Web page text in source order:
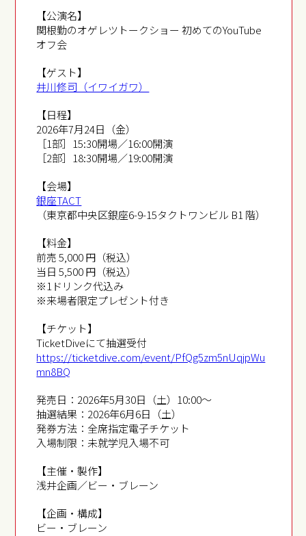
【公演名】
関根勤のオゲレツトークショー 初めてのYouTube
オフ会
【ゲスト】
井川修司（イワイガワ）
【日程】
2026年7月24日（金）
［1部］15:30開場／16:00開演
［2部］18:30開場／19:00開演
【会場】
銀座TACT
（東京都中央区銀座6-9-15タクトワンビル B1 階）
【料金】
前売 5,000 円（税込）
当日 5,500 円（税込）
※1ドリンク代込み
※来場者限定プレゼント付き
【チケット】
TicketDiveにて抽選受付
https://ticketdive.com/event/PfQg5zm5nUqjpWu
mn8BQ
発売日：2026年5月30日（土）10:00～
抽選結果：2026年6月6日（土）
発券方法：全席指定電子チケット
入場制限：未就学児入場不可
【主催・製作】
浅井企画／ビー・ブレーン
【企画・構成】
ビー・ブレーン